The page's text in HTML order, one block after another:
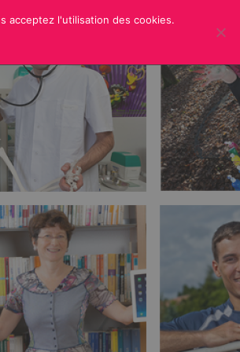
acceptez l'utilisation des cookies.